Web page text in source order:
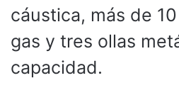
cáustica, más de
gas y tres ollas
capacidad.